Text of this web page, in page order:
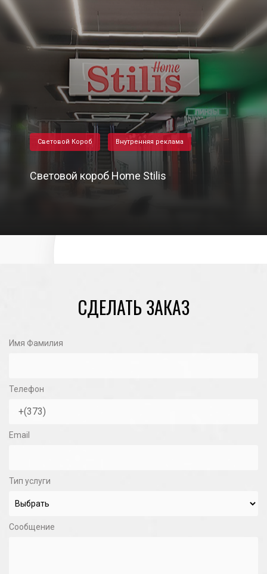
Световой Короб Внутренняя реклама
Световой короб Home Stilis
СДЕЛАТЬ ЗАКАЗ
Имя Фамилия
Телефон
Email
Тип услуги
Сообщение